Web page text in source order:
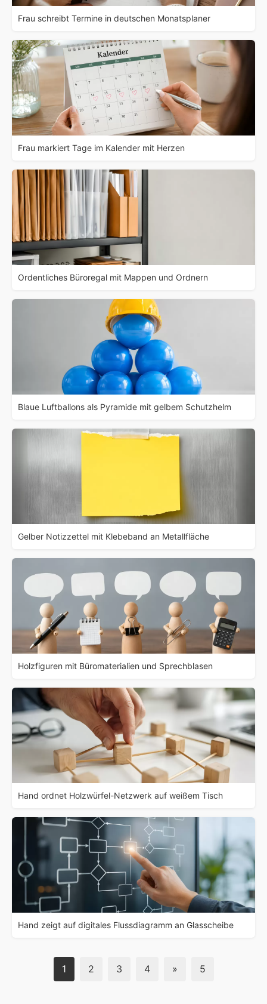
Frau schreibt Termine in deutschen Monatsplaner
Frau markiert Tage im Kalender mit Herzen
Ordentliches Büroregal mit Mappen und Ordnern
Blaue Luftballons als Pyramide mit gelbem Schutzhelm
Gelber Notizzettel mit Klebeband an Metallfläche
Holzfiguren mit Büromaterialien und Sprechblasen
Hand ordnet Holzwürfel-Netzwerk auf weißem Tisch
Hand zeigt auf digitales Flussdiagramm an Glasscheibe
1 2 3 4 » 5